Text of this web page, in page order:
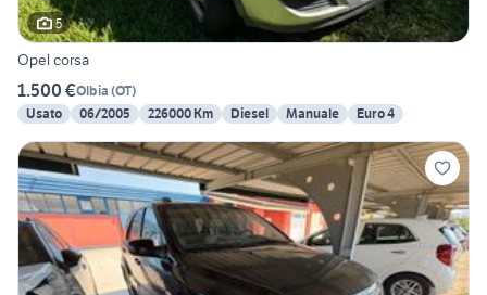
5
Opel corsa
1.500 €Olbia (OT)
Usato
06/2005 226000 Km Diesel Manuale Euro 4